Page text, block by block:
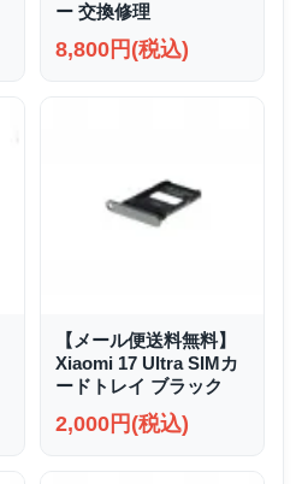
ー 交換修理
8,800円(税込)
【メール便送料無料】
Xiaomi 17 Ultra SIMカ
ードトレイ ブラック
2,000円(税込)